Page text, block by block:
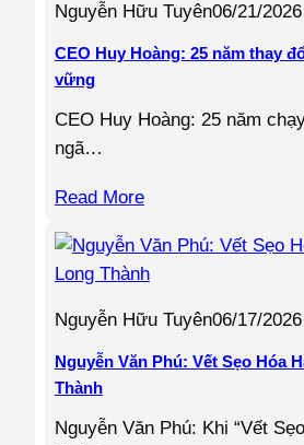
Nguyễn Hữu Tuyên06/21/2026
CEO Huy Hoàng: 25 năm thay
vững
CEO Huy Hoàng: 25 năm
ngã…
Read More
Nguyễn Hữu Tuyên06/17/2026
Nguyễn Văn Phú: Vết Sẹo Hóa
Thành
Nguyễn Văn Phú: Khi “Vết